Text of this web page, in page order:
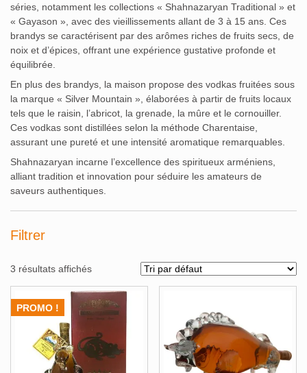
séries, notamment les collections « Shahnazaryan Traditional » et
« Gayason », avec des vieillissements allant de 3 à 15 ans. Ces
brandys se caractérisent par des arômes riches de fruits secs, de
noix et d’épices, offrant une expérience gustative profonde et
équilibrée.
En plus des brandys, la maison propose des vodkas fruitées sous
la marque « Silver Mountain », élaborées à partir de fruits locaux
tels que le raisin, l’abricot, la grenade, la mûre et le cornouiller.
Ces vodkas sont distillées selon la méthode Charentaise,
assurant une pureté et une intensité aromatique remarquables.
Shahnazaryan incarne l’excellence des spiritueux arméniens,
alliant tradition et innovation pour séduire les amateurs de
saveurs authentiques.
Filtrer
Alcools Bio
Bouteilles originales
Calendrier de l'avent
3 résultats affichés
PROMO !